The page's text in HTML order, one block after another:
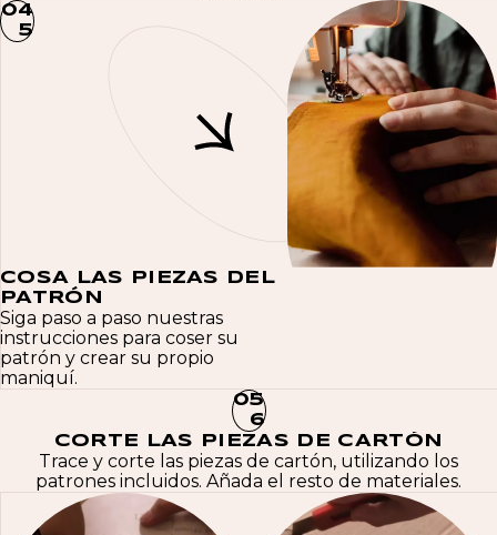
04
5
COSA LAS PIEZAS DEL
PATRÓN
Siga paso a paso nuestras
instrucciones para coser su
patrón y crear su propio
maniquí.
05
6
CORTE LAS PIEZAS DE CARTÓN
Trace y corte las piezas de cartón, utilizando los
patrones incluidos. Añada el resto de materiales.